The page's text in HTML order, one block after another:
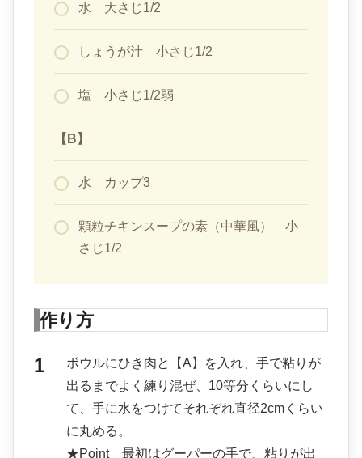
水 大さじ1/2
しょうが汁 小さじ1/2
塩 小さじ1/2弱
【B】
水 カップ3
顆粒チキンスープの素（中華風） 小
さじ1/2
作り方
ボウルにひき肉と【A】を入れ、手で粘りが
出るまでよく練り混ぜ、10等分くらいにし
て、手に水をつけてそれぞれ直径2cmくらい
に丸める。
★Point 最初はグーパーの手で、粘りが出